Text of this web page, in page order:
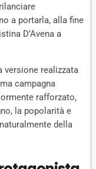
a portarla, alla fine
D’Avena a
versione realizzata
campagna
rafforzato,
la popolarità e
della